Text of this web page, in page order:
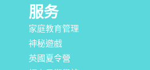
服务
家庭教育管理
神秘遊戲
英國夏令營